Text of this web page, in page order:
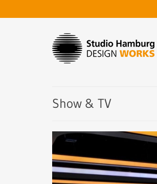
Show & TV